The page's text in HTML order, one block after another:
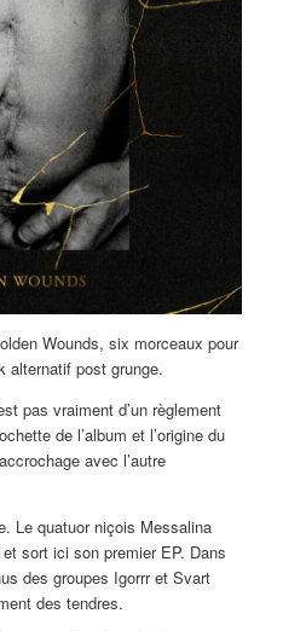
Wounds, six morceaux pour
alternatif post grunge.
pas vraiment d’un règlement
de l’album et l’origine du
avec l’autre
Le quatuor niçois Messalina
sort ici son premier EP. Dans
des groupes Igorrr et Svart
des tendres.